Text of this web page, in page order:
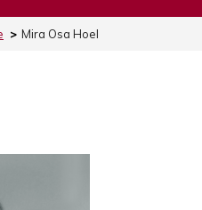
> Mira Osa Hoel